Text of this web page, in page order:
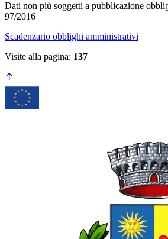
Dati non più soggetti a pubblicazione
97/2016
Scadenzario obblighi amministrativi
Visite alla pagina: 137